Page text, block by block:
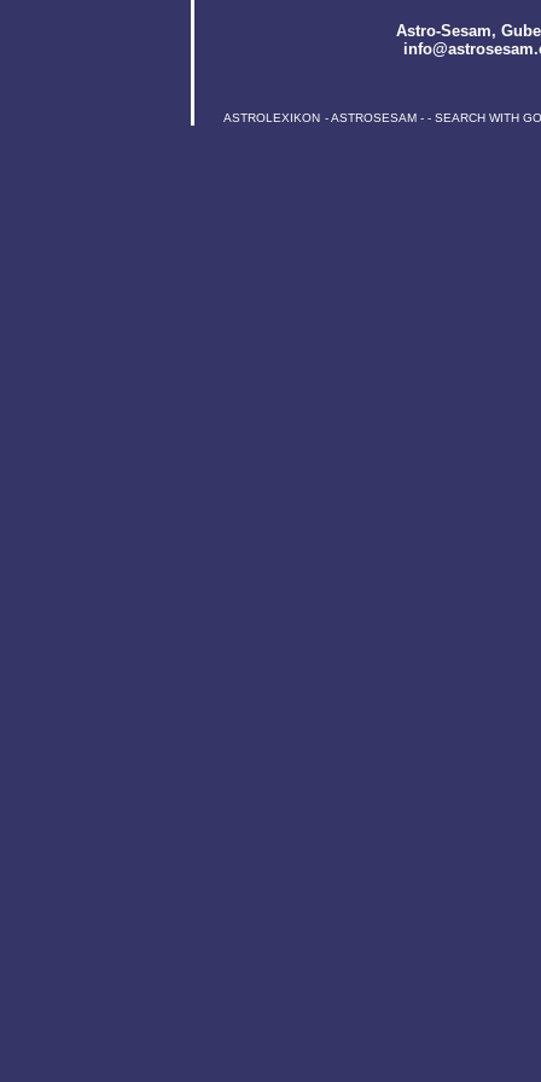
Astro-Sesam,
ASTROLEXIKON -ASTROSESAM - - SEARCH WITH